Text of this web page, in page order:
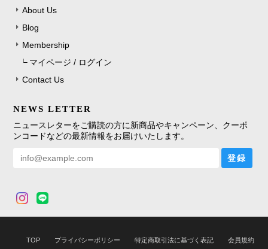
About Us
Blog
Membership
マイページ / ログイン
Contact Us
NEWS LETTER
ニュースレターをご購読の方に新商品やキャンペーン、クーポ
ンコードなどの最新情報をお届けいたします。
登録
TOP プライバシーポリシー 特定商取引法に基づく表記 会員規約